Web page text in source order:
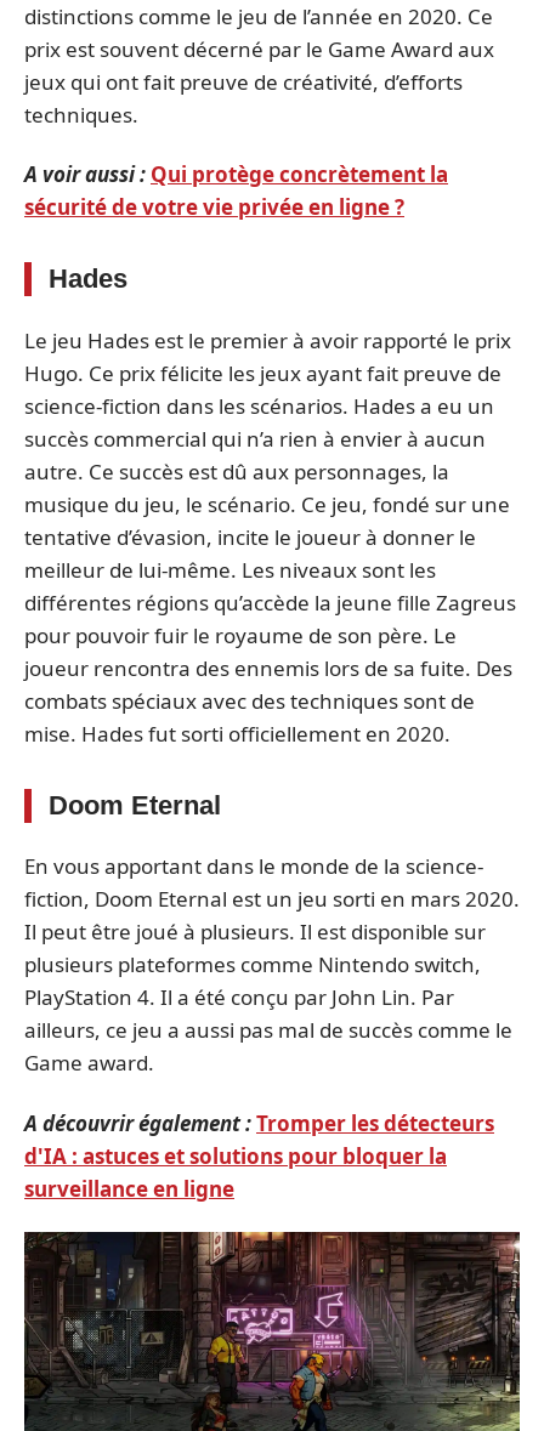
distinctions comme le jeu de l’année en 2020. Ce
prix est souvent décerné par le Game Award aux
jeux qui ont fait preuve de créativité, d’efforts
techniques.
A voir aussi : Qui protège concrètement la
sécurité de votre vie privée en ligne ?
Hades
Le jeu Hades est le premier à avoir rapporté le prix
Hugo. Ce prix félicite les jeux ayant fait preuve de
science-fiction dans les scénarios. Hades a eu un
succès commercial qui n’a rien à envier à aucun
autre. Ce succès est dû aux personnages, la
musique du jeu, le scénario. Ce jeu, fondé sur une
tentative d’évasion, incite le joueur à donner le
meilleur de lui-même. Les niveaux sont les
différentes régions qu’accède la jeune fille Zagreus
pour pouvoir fuir le royaume de son père. Le
joueur rencontra des ennemis lors de sa fuite. Des
combats spéciaux avec des techniques sont de
mise. Hades fut sorti officiellement en 2020.
Doom Eternal
En vous apportant dans le monde de la science-
fiction, Doom Eternal est un jeu sorti en mars 2020.
Il peut être joué à plusieurs. Il est disponible sur
plusieurs plateformes comme Nintendo switch,
PlayStation 4. Il a été conçu par John Lin. Par
ailleurs, ce jeu a aussi pas mal de succès comme le
Game award.
A découvrir également :Tromper les détecteurs
d'IA : astuces et solutions pour bloquer la
surveillance en ligne